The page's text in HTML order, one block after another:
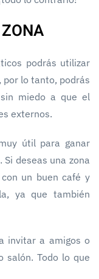
podrás utilizar
lo tanto, podrás
miedo a que el
externos.
útil para ganar
deseas una zona
un buen café y
ya que también
invitar a amigos o
salón. Todo lo que